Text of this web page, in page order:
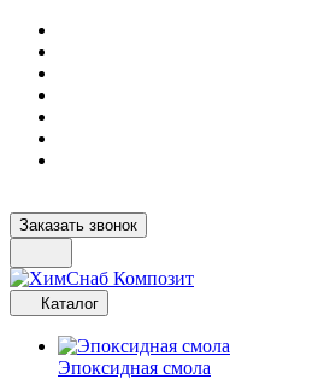
Заказать звонок
Каталог
Эпоксидная смола